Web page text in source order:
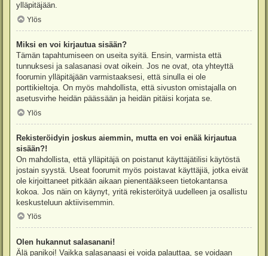
ylläpitäjään.
Ylös
Miksi en voi kirjautua sisään?
Tämän tapahtumiseen on useita syitä. Ensin, varmista että
tunnuksesi ja salasanasi ovat oikein. Jos ne ovat, ota yhteyttä
foorumin ylläpitäjään varmistaaksesi, että sinulla ei ole
porttikieltoja. On myös mahdollista, että sivuston omistajalla on
asetusvirhe heidän päässään ja heidän pitäisi korjata se.
Ylös
Rekisteröidyin joskus aiemmin, mutta en voi enää kirjautua
sisään?!
On mahdollista, että ylläpitäjä on poistanut käyttäjätilisi käytöstä
jostain syystä. Useat foorumit myös poistavat käyttäjiä, jotka eivät
ole kirjoittaneet pitkään aikaan pienentääkseen tietokantansa
kokoa. Jos näin on käynyt, yritä rekisteröityä uudelleen ja osallistu
keskusteluun aktiivisemmin.
Ylös
Olen hukannut salasanani!
Älä panikoi! Vaikka salasanaasi ei voida palauttaa, se voidaan